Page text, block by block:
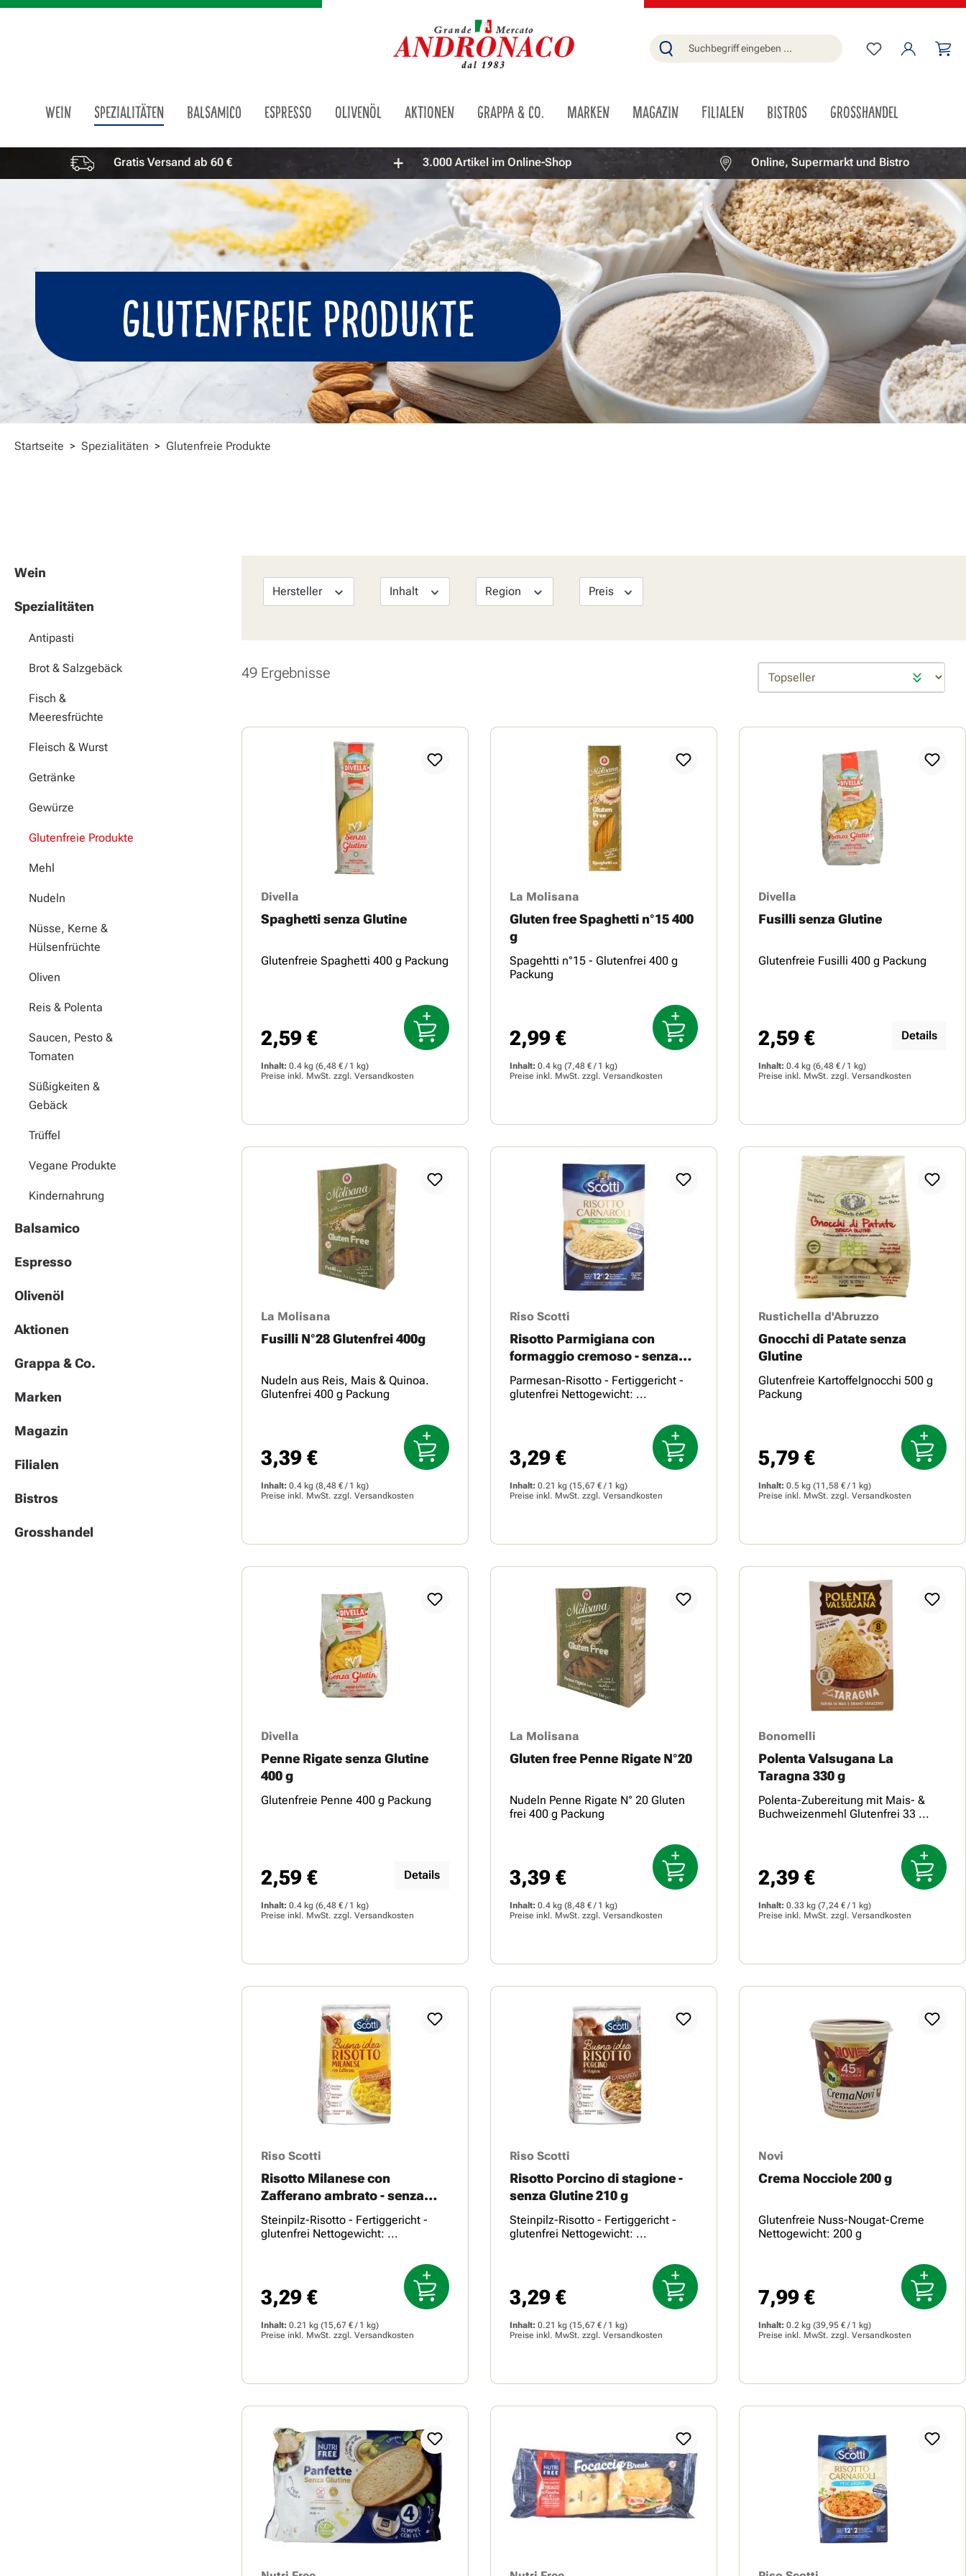
Du hast 0
WEIN SPEZIALITÄTEN BALSAMICO ESPRESSO OLIVENÖL AKTIONEN GRAPPA & CO. MARKEN MAGAZIN FILIALEN BISTROS GROSSHANDEL
Vorteile überspringen Gratis Versand ab 60 € 3.000 Artikel im Online-Shop Online, Supermarkt und Bistro
GLUTENFREIE PRODUKTE
Startseite > Spezialitäten > Glutenfreie Produkte
Wein
Spezialitäten
Antipasti
Brot & Salzgebäck
Fisch &
Meeresfrüchte
Fleisch & Wurst
Getränke
Gewürze
Glutenfreie Produkte
Mehl
Nudeln
Nüsse, Kerne &
Hülsenfrüchte
Oliven
Reis & Polenta
Saucen, Pesto &
Tomaten
Süßigkeiten &
Gebäck
Trüffel
Vegane Produkte
Kindernahrung
Balsamico
Espresso
Olivenöl
Aktionen
Grappa & Co.
Marken
Magazin
Filialen
Bistros
Grosshandel
Hersteller Inhalt Region Preis
49 Ergebnisse
Divella
Spaghetti senza Glutine
Glutenfreie Spaghetti 400 g Packung
Regulärer Preis:
2,59 €
Inhalt: 0.4 kg (6,48 € / 1 kg)
Preise inkl. MwSt. zzgl. Versandkosten
La Molisana
Gluten free Spaghetti n°15 400
g
Spagehtti n°15 - Glutenfrei 400 g
Packung
Regulärer Preis:
2,99 €
Inhalt: 0.4 kg (7,48 € / 1 kg)
Preise inkl. MwSt. zzgl. Versandkosten
Divella
Fusilli senza Glutine
Glutenfreie Fusilli 400 g Packung
Regulärer Preis:
2,59 € Details
Inhalt: 0.4 kg (6,48 € / 1 kg)
Preise inkl. MwSt. zzgl. Versandkosten
La Molisana
Fusilli N°28 Glutenfrei 400g
Nudeln aus Reis, Mais & Quinoa.
Glutenfrei 400 g Packung
Regulärer Preis:
3,39 €
Inhalt: 0.4 kg (8,48 € / 1 kg)
Preise inkl. MwSt. zzgl. Versandkosten
Riso Scotti
Risotto Parmigiana con
formaggio cremoso - senza
Glutine 210 g
Parmesan-Risotto - Fertiggericht -
glutenfrei Nettogewicht: ...
Regulärer Preis:
3,29 €
Inhalt: 0.21 kg (15,67 € / 1 kg)
Preise inkl. MwSt. zzgl. Versandkosten
Rustichella d'Abruzzo
Gnocchi di Patate senza
Glutine
Glutenfreie Kartoffelgnocchi 500 g
Packung
Regulärer Preis:
5,79 €
Inhalt: 0.5 kg (11,58 € / 1 kg)
Preise inkl. MwSt. zzgl. Versandkosten
Divella
Penne Rigate senza Glutine
400 g
Glutenfreie Penne 400 g Packung
Regulärer Preis:
2,59 € Details
Inhalt: 0.4 kg (6,48 € / 1 kg)
Preise inkl. MwSt. zzgl. Versandkosten
La Molisana
Gluten free Penne Rigate N°20
Nudeln Penne Rigate N° 20 Gluten
frei 400 g Packung
Regulärer Preis:
3,39 €
Inhalt: 0.4 kg (8,48 € / 1 kg)
Preise inkl. MwSt. zzgl. Versandkosten
Bonomelli
Polenta Valsugana La
Taragna 330 g
Polenta-Zubereitung mit Mais- &
Buchweizenmehl Glutenfrei 33 ...
Regulärer Preis:
2,39 €
Inhalt: 0.33 kg (7,24 € / 1 kg)
Preise inkl. MwSt. zzgl. Versandkosten
Riso Scotti
Risotto Milanese con
Zafferano ambrato - senza
Glutine 210 g
Steinpilz-Risotto - Fertiggericht -
glutenfrei Nettogewicht: ...
Regulärer Preis:
3,29 €
Inhalt: 0.21 kg (15,67 € / 1 kg)
Preise inkl. MwSt. zzgl. Versandkosten
Riso Scotti
Risotto Porcino di stagione -
senza Glutine 210 g
Steinpilz-Risotto - Fertiggericht -
glutenfrei Nettogewicht: ...
Regulärer Preis:
3,29 €
Inhalt: 0.21 kg (15,67 € / 1 kg)
Preise inkl. MwSt. zzgl. Versandkosten
Novi
Crema Nocciole 200 g
Glutenfreie Nuss-Nougat-Creme
Nettogewicht: 200 g
Regulärer Preis:
7,99 €
Inhalt: 0.2 kg (39,95 € / 1 kg)
Preise inkl. MwSt. zzgl. Versandkosten